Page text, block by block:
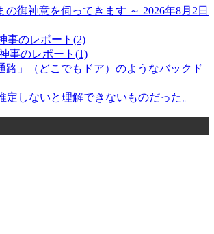
御神意を伺ってきます ～ 2026年8月2日
事のレポート(2)
事のレポート(1)
」（どこでもドア）のようなバックド
しないと理解できないものだった。